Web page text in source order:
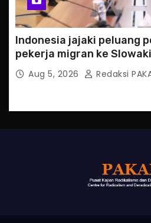
Indonesia jajaki peluang
pekerja migran ke
Aug 5, 2026 Redaksi